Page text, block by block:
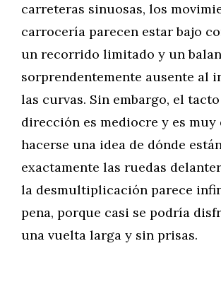
carreteras sinuosas, los
carrocería parecen estar bajo
un recorrido limitado y un
sorprendentemente ausente al
las curvas. Sin embargo, el
dirección es mediocre y es
hacerse una idea de dónde
exactamente las ruedas
la desmultiplicación parece
pena, porque casi se podría
una vuelta larga y sin prisas.